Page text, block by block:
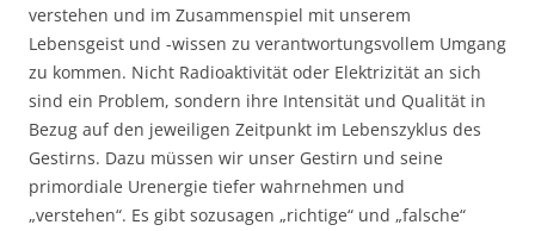
verstehen und im Zusammenspiel mit unserem
Lebensgeist und -wissen zu verantwortungsvollem Umgang
zu kommen. Nicht Radioaktivität oder Elektrizität an sich
sind ein Problem, sondern ihre Intensität und Qualität in
Bezug auf den jeweiligen Zeitpunkt im Lebenszyklus des
Gestirns. Dazu müssen wir unser Gestirn und seine
primordiale Urenergie tiefer wahrnehmen und
„verstehen“. Es gibt sozusagen „richtige“ und „falsche“